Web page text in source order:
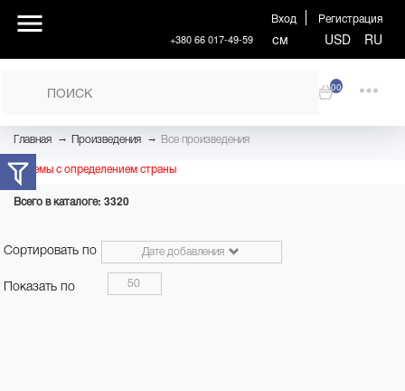
Вход Регистрация
+380 66 017-49-59 см USD RU
00
Главная → Произведения → Все произведения
Проблемы с определением страны
Всего в каталоге: 3320
Сортировать по Дате добавления
Показать по 50